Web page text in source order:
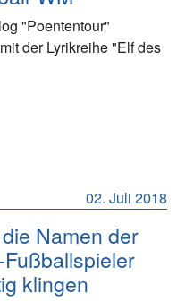
"Poententour"
der Lyrikreihe "Elf des
02. Juli 2018
Namen der
klingen